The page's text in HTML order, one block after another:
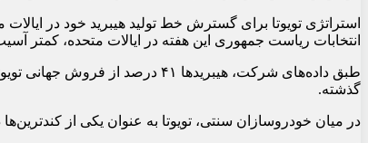
استراتژی تویوتا برای گسترش خط تولید هیبرید خود در
انتخابات ریاست جمهوری این هفته در ایالات متحده، کمتر
گذشته.
در میان خودروسازان سنتی، تویوتا به عنوان یکی از کندترین‌ها در پذیرش خودروهای